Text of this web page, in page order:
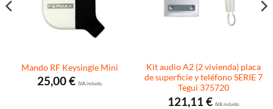
Mando RF Keysingle Mini
25,00€ I.V.A. incluido.
Kit audio A2 (2 vivienda) placa
de superficie y teléfono SERIE 7
Tegui 375720
121,11 €I.V.A. incluido.